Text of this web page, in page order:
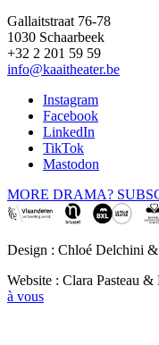
Gallaitstraat 76-78
1030 Schaarbeek
+32 2 201 59 59
info@kaaitheater.be
Instagram
Facebook
LinkedIn
TikTok
Mastodon
MORE DRAMA?
Design : Chloé Delchini
Website : Clara Pasteau
à vous